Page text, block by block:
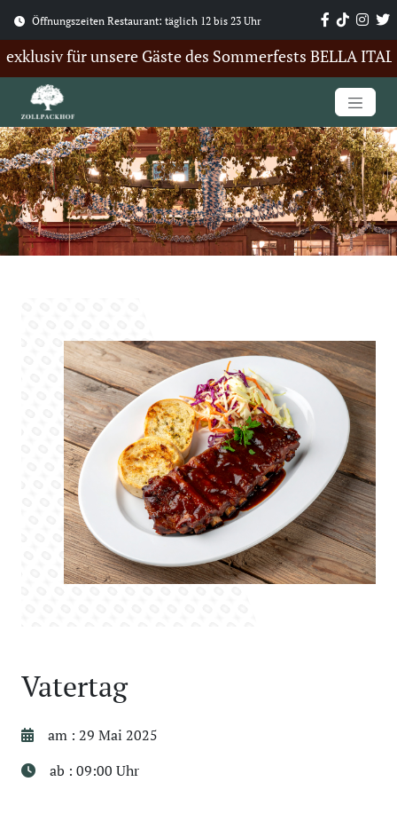
Öffnungszeiten Restaurant: täglich 12 bis 23 Uhr
für unsere Gäste des Sommerfests BELLA
Vatertag
am : 29 Mai 2025
ab : 09:00 Uhr